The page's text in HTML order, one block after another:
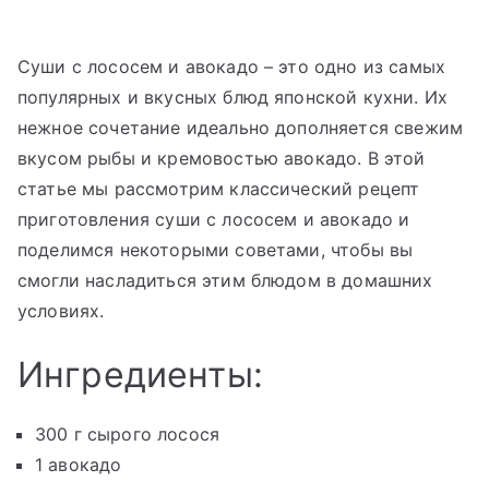
Суши с лососем и авокадо – это одно из самых
популярных и вкусных блюд японской кухни. Их
нежное сочетание идеально дополняется свежим
вкусом рыбы и кремовостью авокадо. В этой
статье мы рассмотрим классический рецепт
приготовления суши с лососем и авокадо и
поделимся некоторыми советами, чтобы вы
смогли насладиться этим блюдом в домашних
условиях.
Ингредиенты:
300 г сырого лосося
1 авокадо